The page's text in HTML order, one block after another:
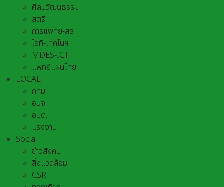
ศิลปวัฒนธรรม
สตรี
การแพทย์-สธ
ไอที-เทคโนฯ
MDES-ICT
แพทย์แผนไทย
LOCAL
กทม.
อบจ.
อบต,
แรงงาน
Social
ข่าวสังคม
สิ่งแวดล้อม
CSR